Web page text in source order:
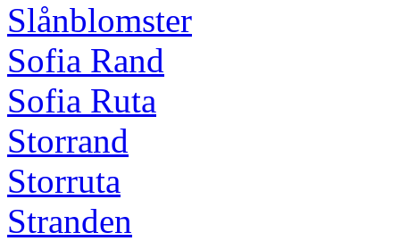
Slånblomster
Sofia Rand
Sofia Ruta
Storrand
Storruta
Stranden